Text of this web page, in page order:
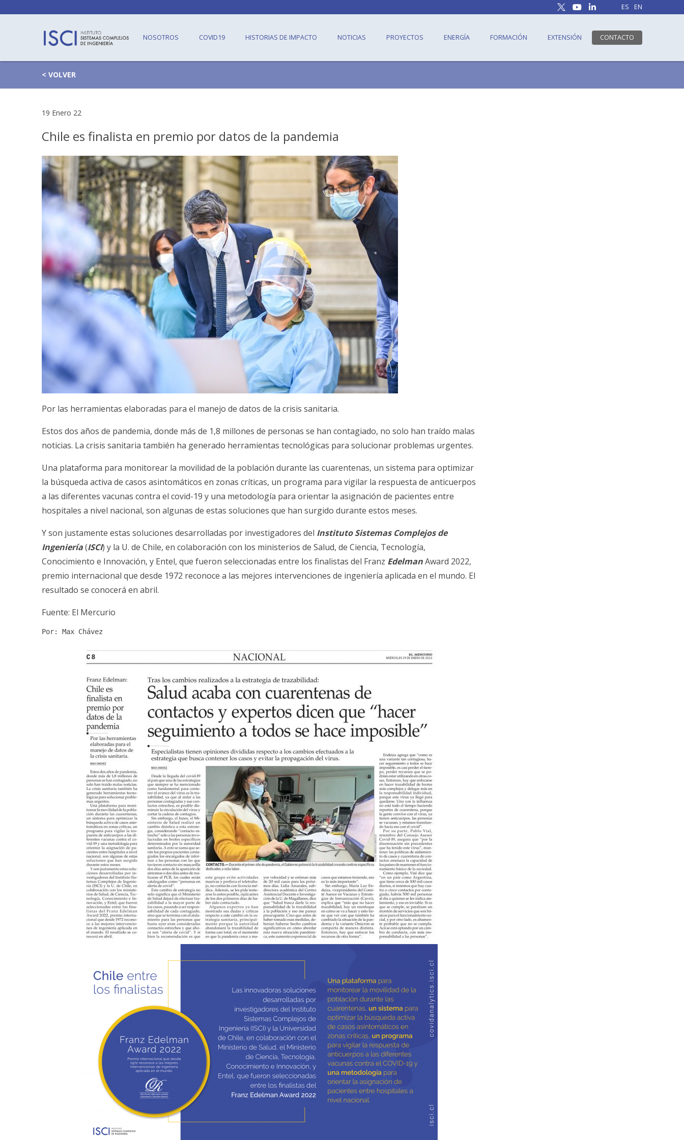
ES EN
NOSOTROS COVID19 HISTORIAS DE IMPACTO NOTICIAS PROYECTOS ENERGÍA FORMACIÓN EXTENSIÓN CONTACTO
< VOLVER
19 Enero 22
Chile es finalista en premio por datos de la pandemia
Por las herramientas elaboradas para el manejo de datos de la crisis sanitaria.
Estos dos años de pandemia, donde más de 1,8 millones de personas se han contagiado, no solo han traído malas
noticias. La crisis sanitaria también ha generado herramientas tecnológicas para solucionar problemas urgentes.
Una plataforma para monitorear la movilidad de la población durante las cuarentenas, un sistema para optimizar
la búsqueda activa de casos asintomáticos en zonas críticas, un programa para vigilar la respuesta de anticuerpos
a las diferentes vacunas contra el covid-19 y una metodología para orientar la asignación de pacientes entre
hospitales a nivel nacional, son algunas de estas soluciones que han surgido durante estos meses.
Y son justamente estas soluciones desarrolladas por investigadores del Instituto Sistemas Complejos de
Ingeniería(ISCI) y la U. de Chile, en colaboración con los ministerios de Salud, de Ciencia, Tecnología,
Conocimiento e Innovación, y Entel, que fueron seleccionadas entre los finalistas del Franz EdelmanAward 2022,
premio internacional que desde 1972 reconoce a las mejores intervenciones de ingeniería aplicada en el mundo. El
resultado se conocerá en abril.
Fuente: El Mercurio
Por: Max Chávez